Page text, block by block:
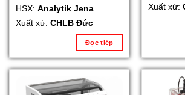
HSX: Analytik Jena
Xuất xứ: CHLB Đức
Đọc tiếp
Xuất xứ: